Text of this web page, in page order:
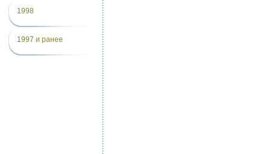
1998
1997 и ранее